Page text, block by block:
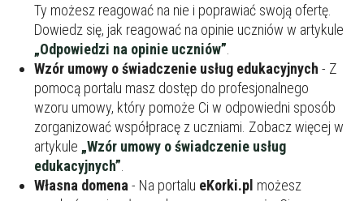
Ty możesz reagować na nie i poprawiać swoją ofertę.
Dowiedz się, jak reagować na opinie uczniów w artykule
„Odpowiedzi na opinie uczniów”
Wzór umowy o świadczenie usług edukacyjnych - Z
pomocą portalu masz dostęp do profesjonalnego
wzoru umowy, który pomoże Ci w odpowiedni sposób
zorganizować współpracę z uczniami. Zobacz więcej w
artykule „Wzór umowy o świadczenie usług
edukacyjnych”
Własna domena - Na portalu eKorki.pl możesz